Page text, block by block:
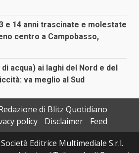
e 14 anni trascinate e molestate
centro a Campobasso,
acqua) ai laghi del Nord e del
va meglio al Sud
di Blitz Quotidiano
policy Disclaimer
Feed
Editrice Multimediale S.r.l.